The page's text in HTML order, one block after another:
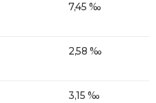
7,45 ‰
2,58 ‰
3,15 ‰